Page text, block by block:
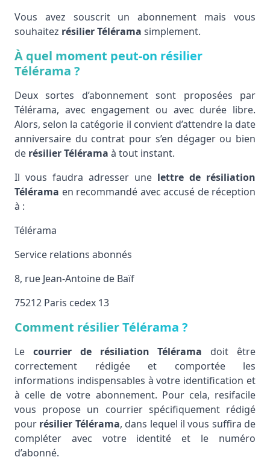
Vous avez souscrit un abonnement mais vous
souhaitez résilier Télérama simplement.
À quel moment peut-on résilier
Télérama ?
Deux sortes d’abonnement sont proposées par
Télérama, avec engagement ou avec durée libre.
Alors, selon la catégorie il convient d’attendre la date
anniversaire du contrat pour s’en dégager ou bien
de résilier Télérama à tout instant.
Il vous faudra adresser une lettre de résiliation
Télérama en recommandé avec accusé de réception
à :
Télérama
Service relations abonnés
8, rue Jean-Antoine de Baïf
75212 Paris cedex 13
Comment résilier Télérama ?
Le courrier de résiliation Télérama doit être
correctement rédigée et comportée les
informations indispensables à votre identification et
à celle de votre abonnement. Pour cela, resifacile
vous propose un courrier spécifiquement rédigé
pour résilier Télérama, dans lequel il vous suffira de
compléter avec votre identité et le numéro
d’abonné.